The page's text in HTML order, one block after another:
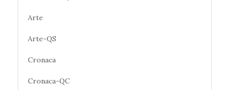
Arte
Arte-QS
Cronaca
Cronaca-QC